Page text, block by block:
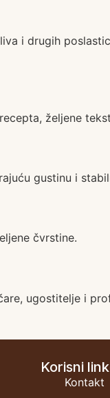
i drugih
željene
gustinu i
čvrstine.
ugostitelje i
Korisni
Kontakt